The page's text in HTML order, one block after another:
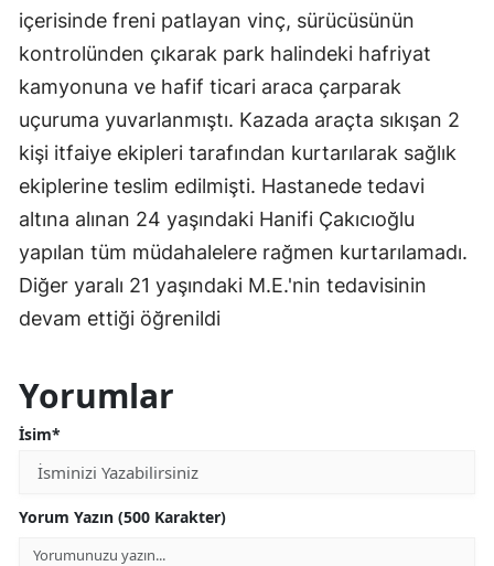
içerisinde freni patlayan vinç, sürücüsünün
kontrolünden çıkarak park halindeki hafriyat
kamyonuna ve hafif ticari araca çarparak
uçuruma yuvarlanmıştı. Kazada araçta sıkışan 2
kişi itfaiye ekipleri tarafından kurtarılarak sağlık
ekiplerine teslim edilmişti. Hastanede tedavi
altına alınan 24 yaşındaki Hanifi Çakıcıoğlu
yapılan tüm müdahalelere rağmen kurtarılamadı.
Diğer yaralı 21 yaşındaki M.E.'nin tedavisinin
devam ettiği öğrenildi
Yorumlar
İsim*
Yorum Yazın (500 Karakter)